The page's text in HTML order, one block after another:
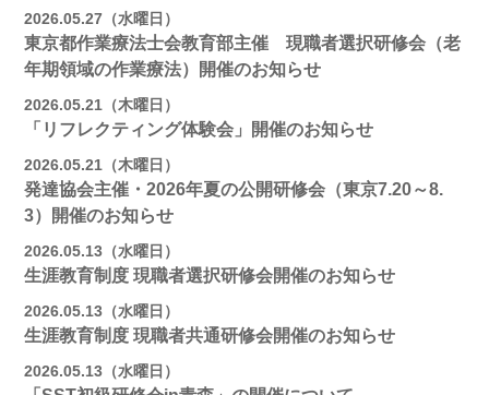
2026.05.27（水曜日）
東京都作業療法士会教育部主催 現職者選択研修会（老
年期領域の作業療法）開催のお知らせ
2026.05.21（木曜日）
「リフレクティング体験会」開催のお知らせ
2026.05.21（木曜日）
発達協会主催・2026年夏の公開研修会（東京7.20～8.
3）開催のお知らせ
2026.05.13（水曜日）
生涯教育制度 現職者選択研修会開催のお知らせ
2026.05.13（水曜日）
生涯教育制度 現職者共通研修会開催のお知らせ
2026.05.13（水曜日）